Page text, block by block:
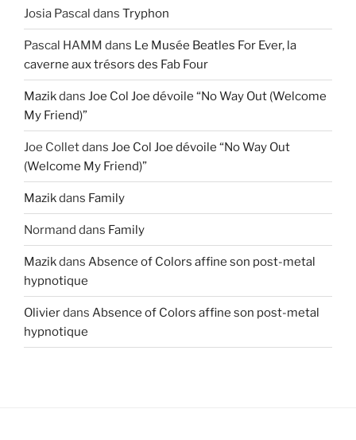
Josia Pascal dans Tryphon
Pascal HAMM dans Le Musée Beatles For Ever, la
caverne aux trésors des Fab Four
Mazikdans Joe Col Joe dévoile “No Way Out (Welcome
My Friend)”
Joe Colletdans Joe Col Joe dévoile “No Way Out
(Welcome My Friend)”
Mazikdans Family
Normand dans Family
Mazikdans Absence of Colors affine son post-metal
hypnotique
Olivierdans Absence of Colors affine son post-metal
hypnotique